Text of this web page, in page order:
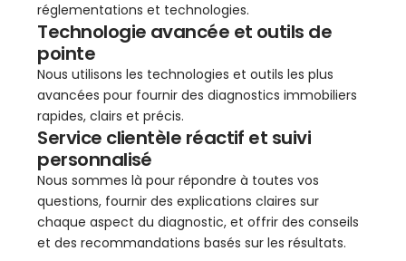
réglementations et technologies.
Technologie avancée et outils de
pointe
Nous utilisons les technologies et outils les plus
avancées pour fournir des diagnostics immobiliers
rapides, clairs et précis.
Service clientèle réactif et suivi
personnalisé
Nous sommes là pour répondre à toutes vos
questions, fournir des explications claires sur
chaque aspect du diagnostic, et offrir des conseils
et des recommandations basés sur les résultats.